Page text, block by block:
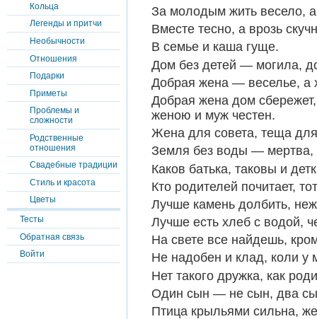
Кольца
Легенды и притчи
Необычности
Отношения
Подарки
Приметы
Проблемы и
сложности
Родственные
отношения
Свадебные традиции
Стиль и красота
Цветы
Тесты
Обратная связь
Войти
За молодым жить весело,
Вместе тесно, а врозь
В семье и каша гуще.
Дом без детей — могила,
Добрая жена — веселье, а
Добрая жена дом
женою и муж честен.
Жена для совета, теща
Земля без воды — мертва,
Каков батька, таковы и
Кто родителей почитает,
Лучше камень долбить,
Лучше есть хлеб с водой,
На свете все найдешь,
Не надобен и клад, коли у
Нет такого дружка, как
Один сын — не сын, два
Птица крыльями сильна,